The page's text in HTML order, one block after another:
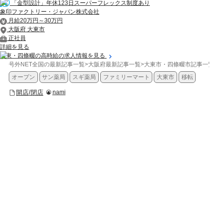
「金型設計」年休123日スーパーフレックス制度あり
象印ファクトリー・ジャパン株式会社
月給20万円～30万円
大阪府 大東市
正社員
詳細を見る
大東・四條畷の高時給の求人情報を見る
号外NET全国の最新記事一覧>大阪府最新記事一覧>大東市・四條畷市記事一覧
オープン
サン薬局 スギ薬局 ファミリーマート 大東市 移転
開店/閉店 nami